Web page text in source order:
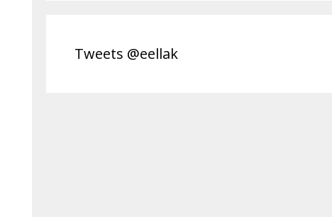
Tweets @eellak